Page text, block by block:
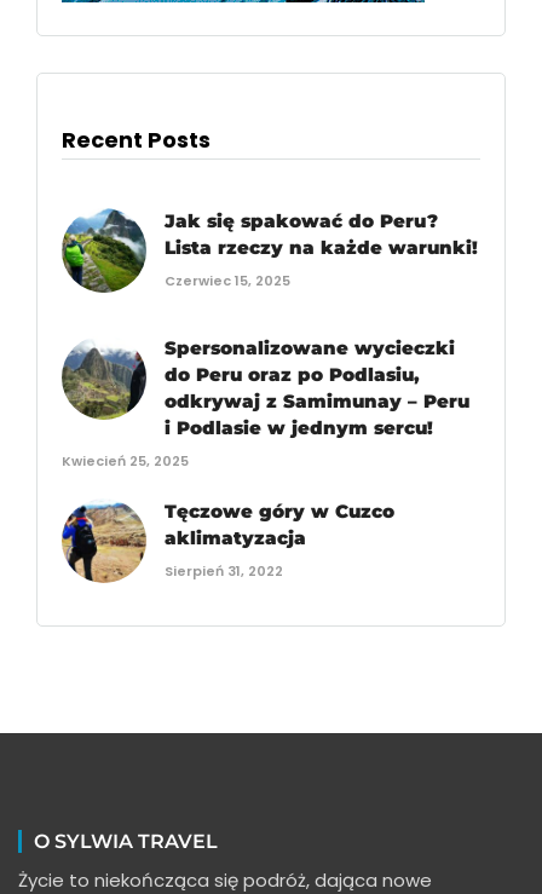
Recent Posts
Jak się spakować do Peru?
Lista rzeczy na każde warunki!
Czerwiec 15, 2025
Spersonalizowane wycieczki
do Peru oraz po Podlasiu,
odkrywaj z Samimunay – Peru
i Podlasie w jednym sercu!
Kwiecień 25, 2025
Tęczowe góry w Cuzco
aklimatyzacja
Sierpień 31, 2022
O SYLWIA TRAVEL
Życie to niekończąca się podróż, dająca nowe